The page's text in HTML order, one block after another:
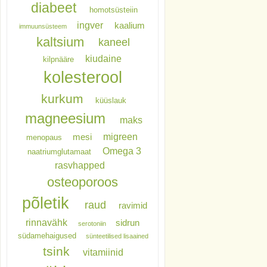
diabeet homotsüsteiin
immuunsüsteem ingver kaalium
kaltsium kaneel
kilpnääre kiudaine
kolesterool
kurkum küüslauk
magneesium maks
menopaus mesi migreen
naatriumglutamaat
Omega 3
rasvhapped
osteoporoos
põletik raud ravimid
rinnavähk serotoniin sidrun
südamehaigused sünteetilised lisaained
tsink vitamiinid